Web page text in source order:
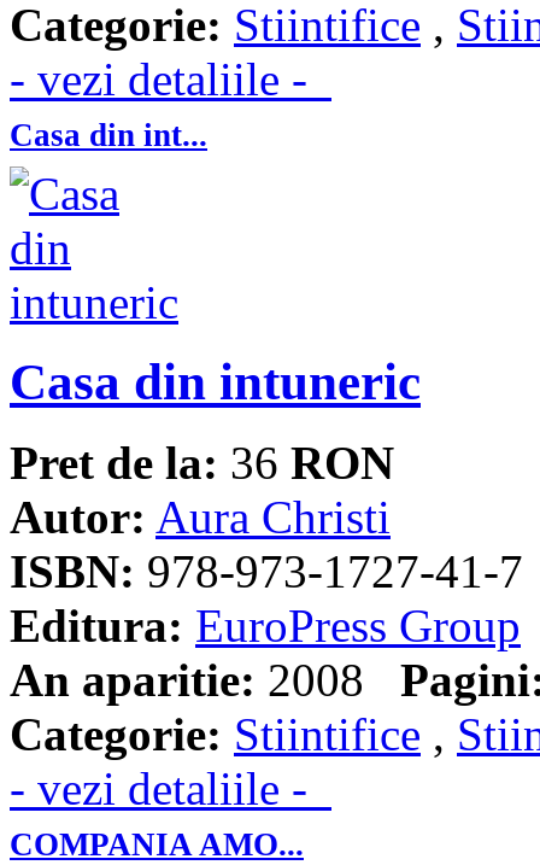
Categorie: Stiintifice ,
- vezi detaliile -
Casa din int...
Casa din intuneric
Pret de la: 36 RON
Autor: Aura Christi
ISBN: 978-973-1727-41-7
Editura: EuroPress Group
An aparitie: 2008
Categorie: Stiintifice ,
- vezi detaliile -
COMPANIA AMO...